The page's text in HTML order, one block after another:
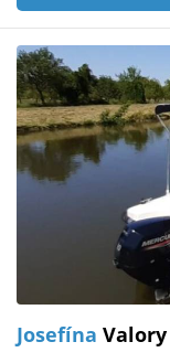
Josefína Valory